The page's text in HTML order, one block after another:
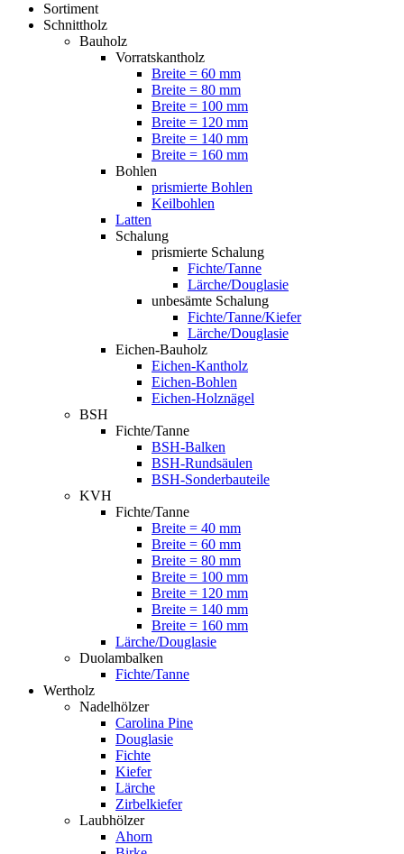
Sortiment
Schnittholz
Bauholz
Vorratskantholz
Breite = 60 mm
Breite = 80 mm
Breite = 100 mm
Breite = 120 mm
Breite = 140 mm
Breite = 160 mm
Bohlen
prismierte Bohlen
Keilbohlen
Latten
Schalung
prismierte Schalung
Fichte/Tanne
Lärche/Douglasie
unbesämte Schalung
Fichte/Tanne/Kiefer
Lärche/Douglasie
Eichen-Bauholz
Eichen-Kantholz
Eichen-Bohlen
Eichen-Holznägel
BSH
Fichte/Tanne
BSH-Balken
BSH-Rundsäulen
BSH-Sonderbauteile
KVH
Fichte/Tanne
Breite = 40 mm
Breite = 60 mm
Breite = 80 mm
Breite = 100 mm
Breite = 120 mm
Breite = 140 mm
Breite = 160 mm
Lärche/Douglasie
Duolambalken
Fichte/Tanne
Wertholz
Nadelhölzer
Carolina Pine
Douglasie
Fichte
Kiefer
Lärche
Zirbelkiefer
Laubhölzer
Ahorn